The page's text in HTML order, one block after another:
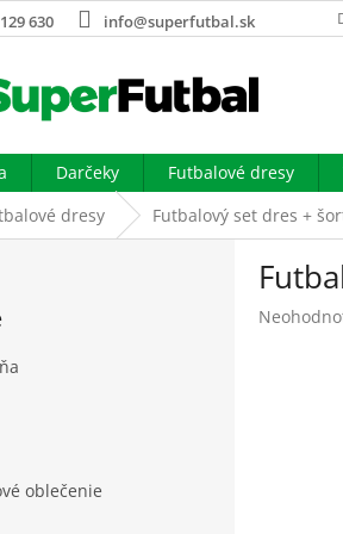
630 info@superfutbal.sk
Darčeky Futbalové dresy
dresy Futbalový set dres +
oblečenie
Priemerné